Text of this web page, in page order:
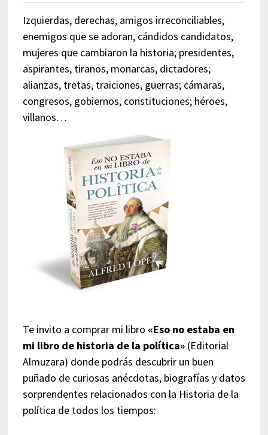
Izquierdas, derechas, amigos irreconciliables,
enemigos que se adoran, cándidos candidatos,
mujeres que cambiaron la historia; presidentes,
aspirantes, tiranos, monarcas, dictadores;
alianzas, tretas, traiciones, guerras; cámaras,
congresos, gobiernos, constituciones; héroes,
villanos…
Te invito a comprar mi libro «Eso no estaba en
mi libro de historia de la política»(Editorial
Almuzara) donde podrás descubrir un buen
puñado de curiosas anécdotas, biografías y datos
sorprendentes relacionados con la Historia de la
política de todos los tiempos: